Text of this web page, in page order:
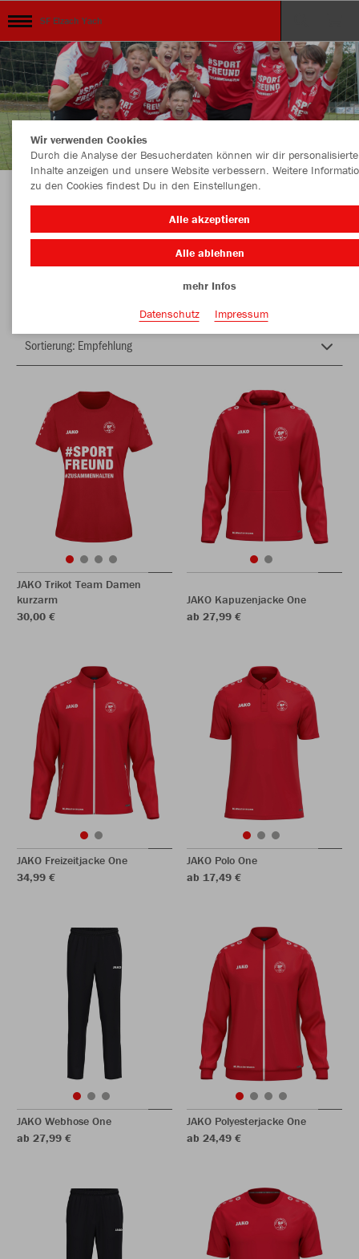
SF Elzach Yach
Unser Verein ...unsere Kollektion
Farbe
JAKO Trikot Team Damen
kurzarm
30,00 €
JAKO Kapuzenjacke One
ab 27,99 €
JAKO Freizeitjacke One
34,99 €
JAKO Polo One
ab 17,49 €
JAKO Webhose One
ab 27,99 €
JAKO Polyesterjacke One
ab 24,49 €
Wir verwenden Cookies
Durch die Analyse der Besucherdaten können wir dir personalisierte
Inhalte anzeigen und unsere Website verbessern. Weitere
zu den Cookies findest Du in den Einstellungen.
Alle akzeptieren
Alle ablehnen
mehr Infos
Datenschutz
Impressum